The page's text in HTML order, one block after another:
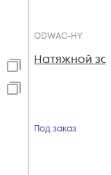
ODWAC-HY
Натяжной
Под заказ